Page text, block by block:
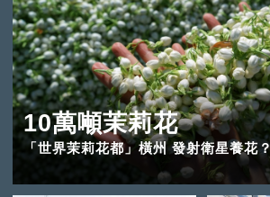
10萬噸茉莉花
「世界茉莉花都」橫州 發射衛星養花？